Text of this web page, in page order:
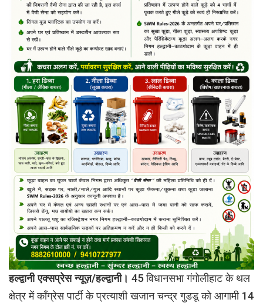
हल्द्वानी एक्सप्रेस न्यूज़/हल्द्वानी। 45 विधानसभा गंगोलीहाट के थल
क्षेत्र में काँग्रेस पार्टी के प्रत्याशी खजान चन्द्र गुडडू को आगामी 14